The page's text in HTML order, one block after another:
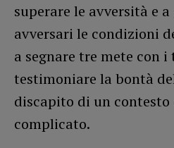
superare le avversità e
avversari le condizioni
a segnare tre mete con
testimoniare la bontà
discapito di un contesto
complicato.